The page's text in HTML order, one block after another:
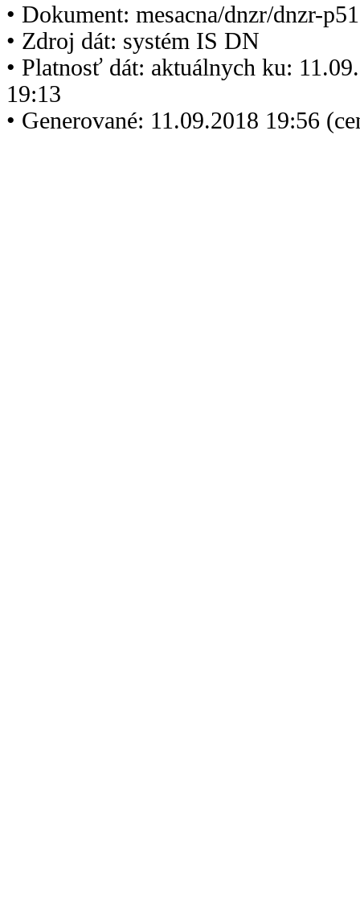
• Dokument: mesacna/dnzr/dnzr-
• Zdroj dát: systém IS DN
• Platnosť dát: aktuálnych ku:
19:13
• Generované: 11.09.2018 19:56